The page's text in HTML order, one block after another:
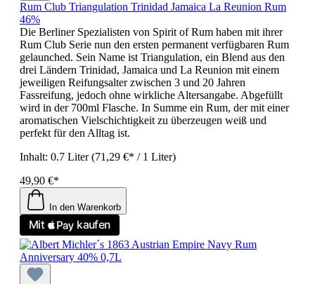
Rum Club Triangulation Trinidad Jamaica La Reunion Rum
46%
Die Berliner Spezialisten von Spirit of Rum haben mit ihrer
Rum Club Serie nun den ersten permanent verfügbaren Rum
gelaunched. Sein Name ist Triangulation, ein Blend aus den
drei Ländern Trinidad, Jamaica und La Reunion mit einem
jeweiligen Reifungsalter zwischen 3 und 20 Jahren
Fassreifung, jedoch ohne wirkliche Altersangabe. Abgefüllt
wird in der 700ml Flasche. In Summe ein Rum, der mit einer
aromatischen Vielschichtigkeit zu überzeugen weiß und
perfekt für den Alltag ist.
Inhalt: 0.7 Liter(71,29 €* / 1 Liter)
49,90 €*
In den Warenkorb